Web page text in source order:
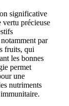
significative
vertu précieuse
par
fruits, qui
les bonnes
permet
une
nutriments